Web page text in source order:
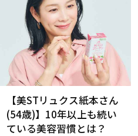
【美STリュクス紙本さん
(54歳)】10年以上も続い
ている美容習慣とは？